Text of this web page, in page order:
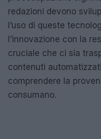
redazioni devono
l’uso di queste
l’innovazione con la
cruciale che ci sia
contenuti
comprendere la
consumano.